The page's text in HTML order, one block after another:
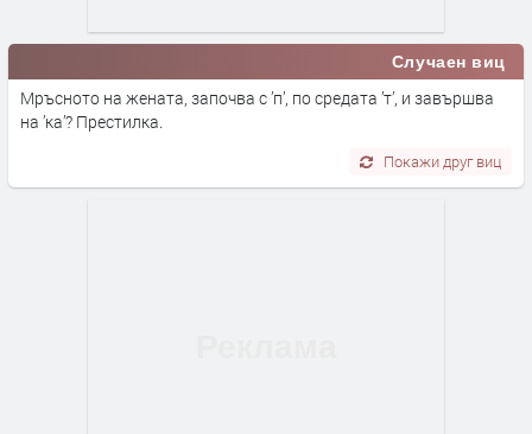
Случаен виц
Мръсното на жената, започва с ’п’, по средата ’т’, и завършва
на ’ка’? Престилка.
Покажи друг виц